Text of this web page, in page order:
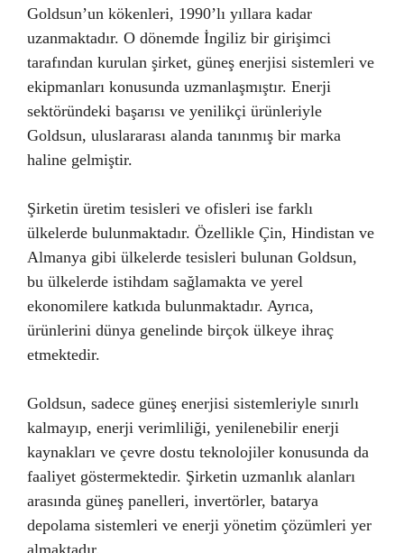
Goldsun’un kökenleri, 1990’lı yıllara kadar
uzanmaktadır. O dönemde İngiliz bir girişimci
tarafından kurulan şirket, güneş enerjisi sistemleri ve
ekipmanları konusunda uzmanlaşmıştır. Enerji
sektöründeki başarısı ve yenilikçi ürünleriyle
Goldsun, uluslararası alanda tanınmış bir marka
haline gelmiştir.
Şirketin üretim tesisleri ve ofisleri ise farklı
ülkelerde bulunmaktadır. Özellikle Çin, Hindistan ve
Almanya gibi ülkelerde tesisleri bulunan Goldsun,
bu ülkelerde istihdam sağlamakta ve yerel
ekonomilere katkıda bulunmaktadır. Ayrıca,
ürünlerini dünya genelinde birçok ülkeye ihraç
etmektedir.
Goldsun, sadece güneş enerjisi sistemleriyle sınırlı
kalmayıp, enerji verimliliği, yenilenebilir enerji
kaynakları ve çevre dostu teknolojiler konusunda da
faaliyet göstermektedir. Şirketin uzmanlık alanları
arasında güneş panelleri, invertörler, batarya
depolama sistemleri ve enerji yönetim çözümleri yer
almaktadır.